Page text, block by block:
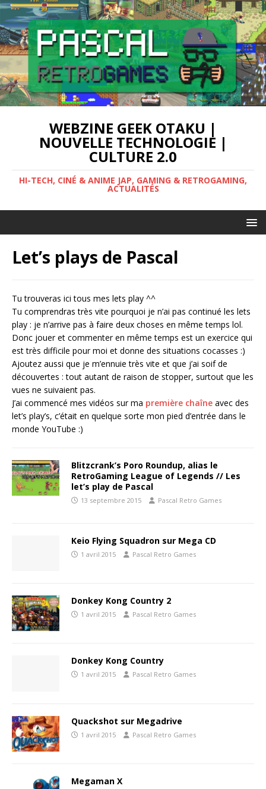
WEBZINE GEEK OTAKU |
NOUVELLE TECHNOLOGIE |
CULTURE 2.0
HI-TECH, CINÉ & ANIME JAP, GAMING & RETROGAMING,
ACTUALITÉS
Let’s plays de Pascal
Tu trouveras ici tous mes lets play ^^
Tu comprendras très vite pourquoi je n’ai pas continué les lets
play : je n’arrive pas à faire deux choses en même temps lol.
Donc jouer et commenter en même temps est un exercice qui
est très difficile pour moi et donne des situations cocasses :)
Ajoutez aussi que je m’ennuie très vite et que j’ai soif de
découvertes : tout autant de raison de stopper, surtout que les
vues ne suivaient pas.
J’ai commencé mes vidéos sur ma première chaîne avec des
let’s play’s, c’était en quelque sorte mon pied d’entrée dans le
monde YouTube :)
Blitzcrank’s Poro Roundup, alias le
RetroGaming League of Legends // Les
let’s play de Pascal
13 septembre 2015 Pascal Retro Games
Keio Flying Squadron sur Mega CD
1 avril 2015 Pascal Retro Games
Donkey Kong Country 2
1 avril 2015 Pascal Retro Games
Donkey Kong Country
1 avril 2015 Pascal Retro Games
Quackshot sur Megadrive
1 avril 2015 Pascal Retro Games
Megaman X